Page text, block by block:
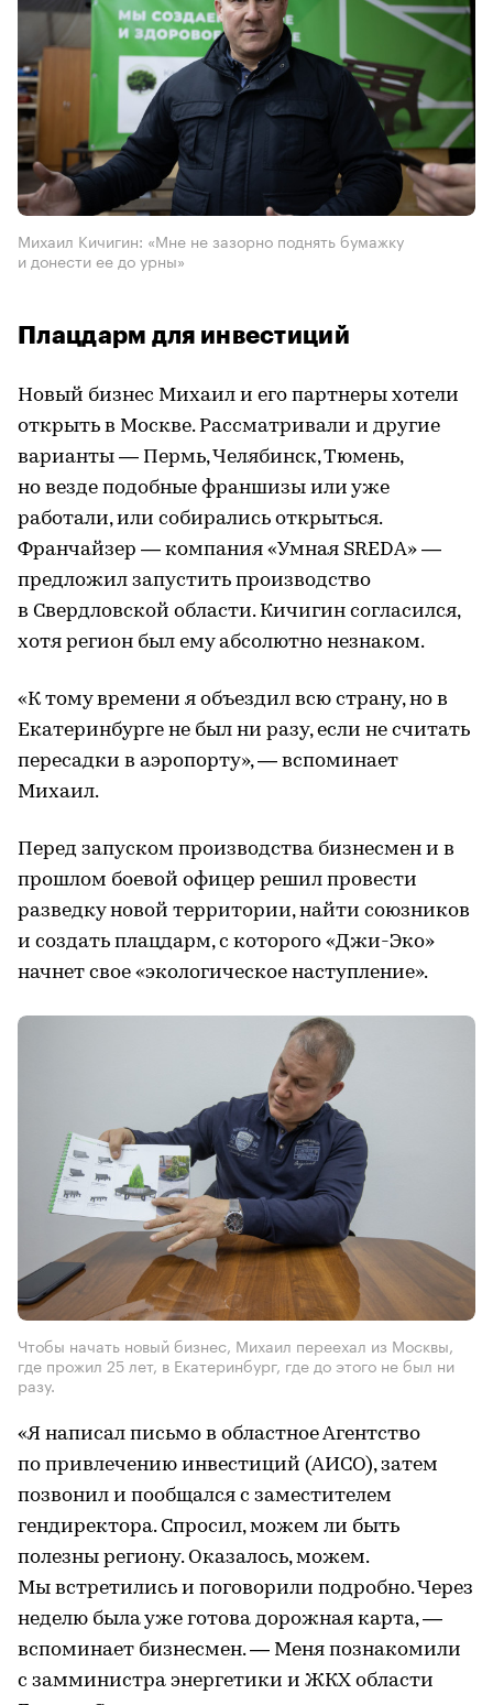
Михаил Кичигин: «Мне не зазорно поднять бумажку
и донести ее до урны»
Плацдарм для инвестиций
Новый бизнес Михаил и его партнеры хотели
открыть в Москве. Рассматривали и другие
варианты — Пермь, Челябинск, Тюмень,
но везде подобные франшизы или уже
работали, или собирались открыться.
Франчайзер — компания «Умная SREDA» —
предложил запустить производство
в Свердловской области. Кичигин согласился,
хотя регион был ему абсолютно незнаком.
«К тому времени я объездил всю страну, но в
Екатеринбурге не был ни разу, если не считать
пересадки в аэропорту», — вспоминает
Михаил.
Перед запуском производства бизнесмен и в
прошлом боевой офицер решил провести
разведку новой территории, найти союзников
и создать плацдарм, с которого «Джи-Эко»
начнет свое «экологическое наступление».
Чтобы начать новый бизнес, Михаил переехал из Москвы,
где прожил 25 лет, в Екатеринбург, где до этого не был ни
разу.
«Я написал письмо в областное Агентство
по привлечению инвестиций (АИСО), затем
позвонил и пообщался с заместителем
гендиректора. Спросил, можем ли быть
полезны региону. Оказалось, можем.
Мы встретились и поговорили подробно. Через
неделю была уже готова дорожная карта, —
вспоминает бизнесмен. — Меня познакомили
с замминистра энергетики и ЖКХ области